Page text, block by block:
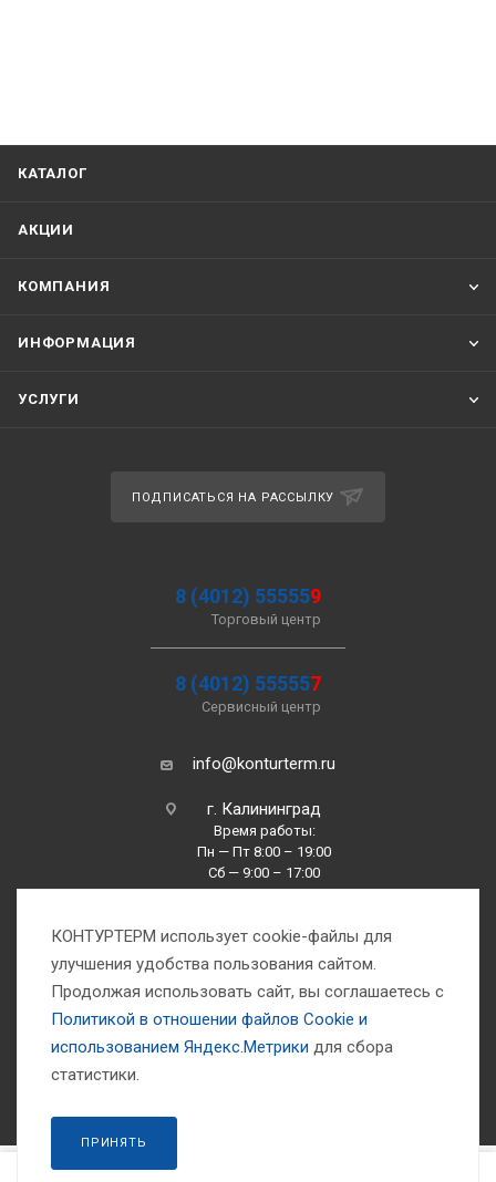
КАТАЛОГ
АКЦИИ
КОМПАНИЯ
ИНФОРМАЦИЯ
УСЛУГИ
ПОДПИСАТЬСЯ НА РАССЫЛКУ
8 (4012) 555559
Торговый центр
8 (4012) 555557
Сервисный центр
info@konturterm.ru
г. Калининград
Время работы:
Пн — Пт 8:00 – 19:00
Сб — 9:00 – 17:00
Вс —10:00 – 16:00
1993-2026 © Компания «Контуртерм» — инженерно-торговый центр
КОНТУРТЕРМ использует cookie-файлы для
улучшения удобства пользования сайтом.
Продолжая использовать сайт, вы соглашаетесь с
Политикой в отношении файлов Сookie и
использованием Яндекс.Метрики для сбора
статистики.
ПРИНЯТЬ